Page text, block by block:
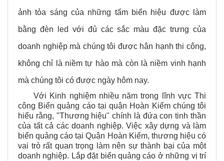
ảnh tỏa sáng của những tấm biển hiệu được làm
bằng đèn led với đủ các sắc màu đặc trưng của
doanh nghiệp mà chúng tôi được hân hạnh thi công,
không chỉ là niềm tự hào mà còn là niềm vinh hạnh
mà chúng tôi có được ngày hôm nay.
Với Kinh nghiệm nhiều năm trong lĩnh vực Thi
công Biển quảng cáo tại quận Hoàn Kiếm chúng tôi
hiểu rằng, "Thương hiệu" chính là đứa con tinh thần
của tất cả các doanh nghiệp. Việc xây dựng và làm
biển quảng cáo tại Quận Hoàn Kiếm, thương hiệu có
vai trò rất quan trọng làm nên sự thành bại của một
doanh nghiệp. Lắp đặt biển quảng cáo ở những vị trí